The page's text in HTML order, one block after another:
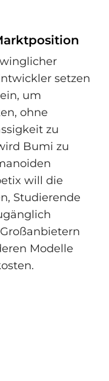
setzen
um
ohne
zu
Bumi zu
will die
Studierende
Modelle